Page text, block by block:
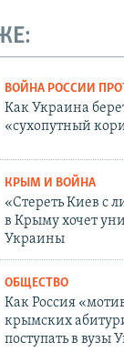
ВОЙНА РОССИИ
Как Украина
«сухопутный
КРЫМ И ВОЙНА
«Стереть Киев с
в Крыму хочет
Украины
ОБЩЕСТВО
Как Россия
крымских
поступать в вузы